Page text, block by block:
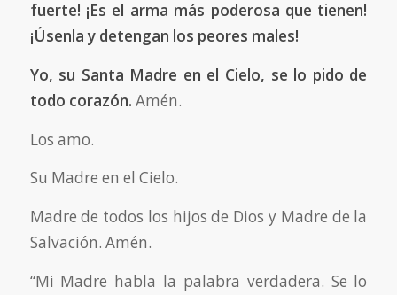
fuerte! ¡Es el arma más poderosa que tienen!
¡Úsenla y detengan los peores males!
Yo, su Santa Madre en el Cielo, se lo pido de
todo corazón. Amén.
Los amo.
Su Madre en el Cielo.
Madre de todos los hijos de Dios y Madre de la
Salvación. Amén.
“Mi Madre habla la palabra verdadera. Se lo